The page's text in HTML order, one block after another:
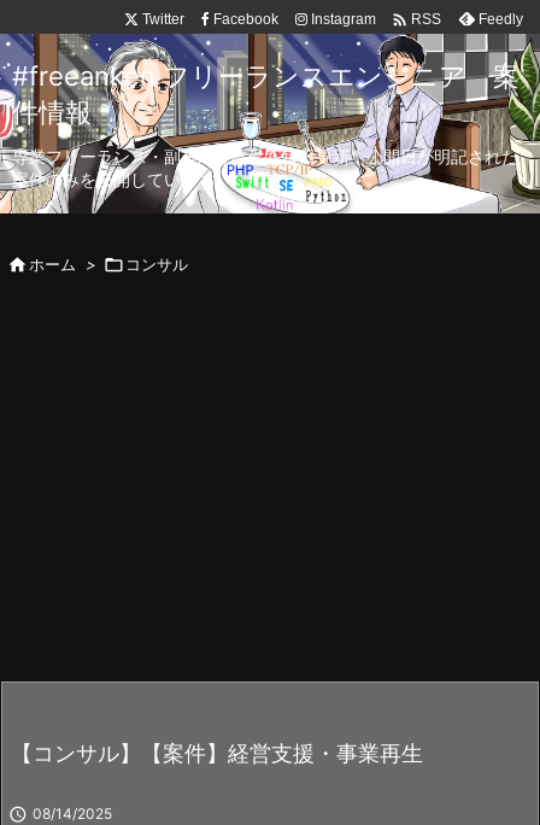
Twitter Facebook Instagram  RSS Feedly
#freeanken フリーランスエンジニア 案
件情報
専業フリーランス・副業向け案件を毎日更新！公開日が明記された
案件のみを公開しています。
ホーム >  コンサル
【コンサル】【案件】経営支援・事業再生
 08/14/2025